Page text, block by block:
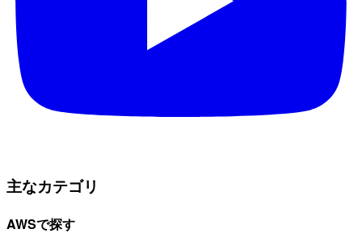
主なカテゴリ
AWSで探す